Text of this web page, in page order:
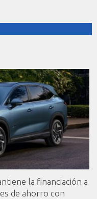
la financiación a
de ahorro con